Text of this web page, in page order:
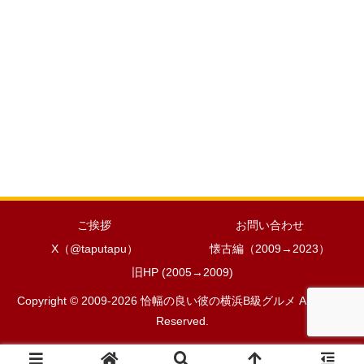
ご挨拶
お問い合わせ
X（@taputapu）
懐古編（2009→2023）
旧HP (2005→2009)
Copyright © 2009-2026 恰幅の良い彼の横浜B級グルメ All Rights
Reserved.